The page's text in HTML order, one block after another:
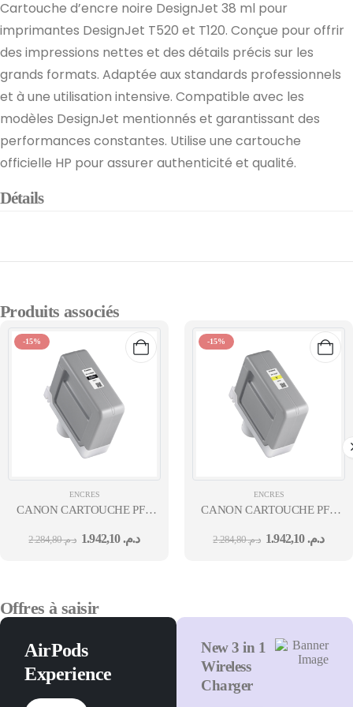
Cartouche d’encre noire DesignJet 38 ml pour
imprimantes DesignJet T520 et T120. Conçue pour offrir
des impressions nettes et des détails précis sur les
grands formats. Adaptée aux standards professionnels
et à une utilisation intensive. Compatible avec les
modèles DesignJet mentionnés et garantissant des
performances constantes. Utilise une cartouche
officielle HP pour assurer authenticité et qualité.
Détails
Produits associés
-15%
ENCRES
CANON CARTOUCHE PFI-
د.م.2.284,80 د.م.1.942,10
-15%
ENCRES
CANON CARTOUCHE PFI-
د.م.2.284,80 د.م.1.942,10
Offres à saisir
AirPods
Experience
New 3 in 1
Wireless
Charger